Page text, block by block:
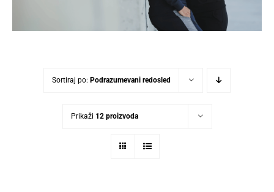
Sortiraj po: Podrazumevani redosled
Prikaži 12 proizvoda